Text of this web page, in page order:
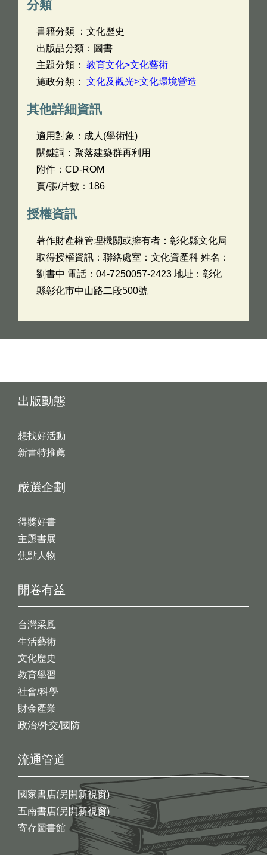
分類
書籍分類 ：文化歷史
出版品分類：圖書
主題分類： 教育文化>文化藝術
施政分類： 文化及觀光>文化環境營造
其他詳細資訊
適用對象：成人(學術性)
關鍵詞：聚落建築群再利用
附件：CD-ROM
頁/張/片數：186
授權資訊
著作財產權管理機關或擁有者：彰化縣文化局
取得授權資訊：聯絡處室：文化資產科 姓名：
劉書中 電話：04-7250057-2423 地址：彰化
縣彰化市中山路二段500號
出版動態
想找好活動
新書特推薦
開卷有益
台灣采風
生活藝術
文化歷史
教育學習
社會/科學
財金產業
政治/外交/國防
嚴選企劃
得獎好書
主題書展
焦點人物
流通管道
國家書店(另開新視窗)
五南書店(另開新視窗)
寄存圖書館